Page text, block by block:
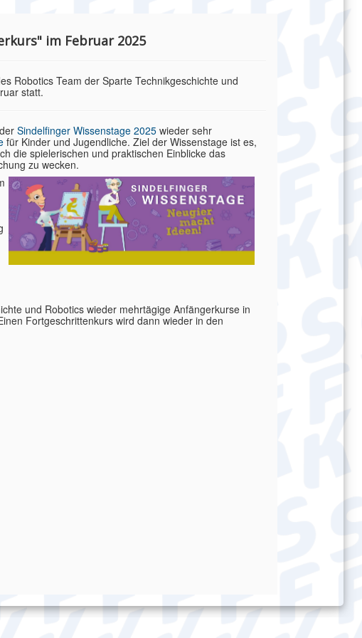
im Februar 2025
Robotics Team der Sparte Technikgeschichte und
statt.
Sindelfinger Wissenstage 2025wieder sehr
für Kinder und Jugendliche. Ziel der Wissenstage ist es,
die spielerischen und praktischen Einblicke das
zu wecken.
und Robotics wieder mehrtägige Anfängerkurse in
Fortgeschrittenkurs wird dann wieder in den